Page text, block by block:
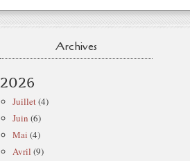
Archives
2026
Juillet(4)
Juin (6)
Mai (4)
Avril (9)